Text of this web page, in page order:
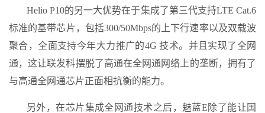
Helio P10的另一大优势在于集成了第三代支持LTE Cat.6
标准的基带芯片，包括300/50Mbps的上下行速率以及双载波
聚合，全面支持今年大力推广的4G 技术。并且实现了全网
通，这让联发科摆脱了高通在全网通网络上的垄断，拥有了
与高通全网通芯片正面相抗衡的能力。
另外，在芯片集成全网通技术之后，魅蓝E除了能让国